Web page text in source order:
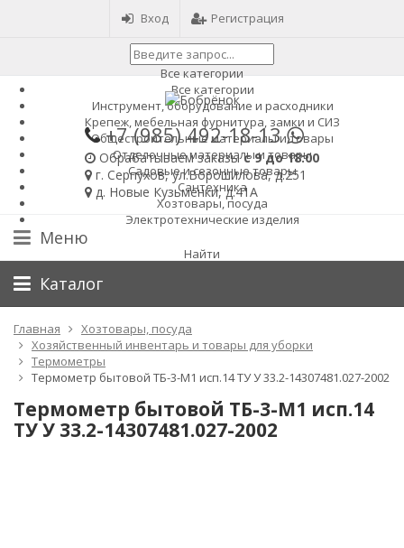
Вход Регистрация
Все категории
Все категории
Инструмент, оборудование и расходники
Крепеж, мебельная фурнитура, замки и СИЗ
Общестроительные материалы и товары
Отделочные материалы и товары
Садовые и сезонные товары
Сантехника
Хозтовары, посуда
Электротехнические изделия
Найти
+7 (985)492-18-13
Обрабатываем заказыс 9 до 18:00
г. Серпухов, ул.Ворошилова, д.251
д. Новые Кузьменки, д.41А
Меню
Каталог
Главная
Хозтовары, посуда
Хозяйственный инвентарь и товары для уборки
Термометры
Термометр бытовой ТБ-3-М1 исп.14 ТУ У 33.2-14307481.027-2002
Термометр бытовой ТБ-3-М1 исп.14
ТУ У 33.2-14307481.027-2002